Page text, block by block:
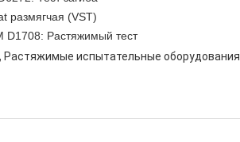
размягчая (VST)
D1708: Растяжимый тест
, Растяжимые испытательные оборудования